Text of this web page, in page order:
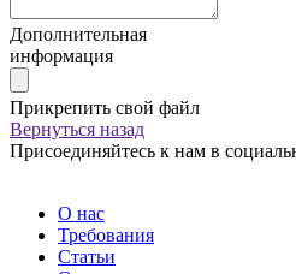
Дополнительная
информация
Прикрепить свой файл
Вернуться назад
Присоединяйтесь к нам в
О нас
Требования
Статьи